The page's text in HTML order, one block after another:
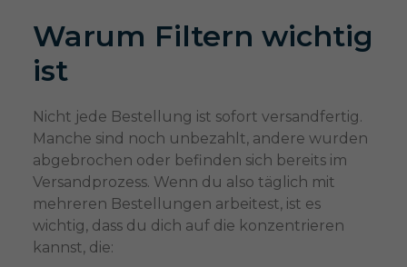
Warum Filtern wichtig
ist
Nicht jede Bestellung ist sofort versandfertig.
Manche sind noch unbezahlt, andere wurden
abgebrochen oder befinden sich bereits im
Versandprozess. Wenn du also täglich mit
mehreren Bestellungen arbeitest, ist es
wichtig, dass du dich auf die konzentrieren
kannst, die: